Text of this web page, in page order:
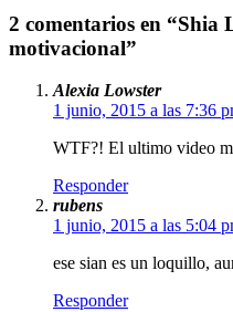
2 comentarios en “Shia
motivacional”
Alexia Lowster
1 junio, 2015 a las 7:36
WTF?! El ultimo video
Responder
rubens
1 junio, 2015 a las 5:04
ese sian es un loquillo,
Responder